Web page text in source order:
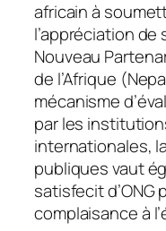
africain à
l’appréciation
Nouveau
de l’Afrique
mécanisme
par les
internationales,
publiques vaut
satisfecit
complaisance à